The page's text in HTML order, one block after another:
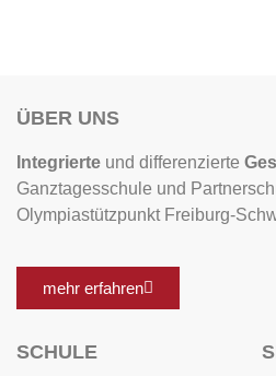
ÜBER UNS
Integrierte und differenzierte
Ganztagesschule und
Olympiastützpunkt Freiburg-
mehr erfahren
SCHULE